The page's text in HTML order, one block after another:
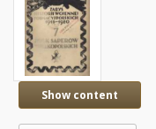
Show content